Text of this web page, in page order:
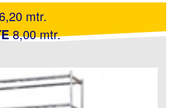
mtr.
8,00 mtr.